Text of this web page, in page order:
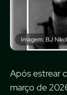
Imagem: BJ
Após estrear
março de